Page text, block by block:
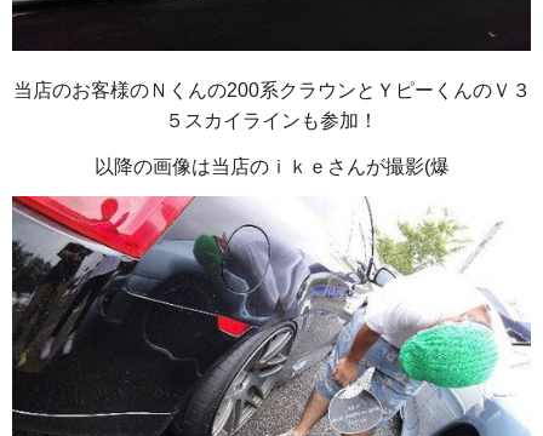
当店のお客様のＮくんの200系クラウンとＹピーくんのＶ３
５スカイラインも参加！
以降の画像は当店のｉｋｅさんが撮影(爆